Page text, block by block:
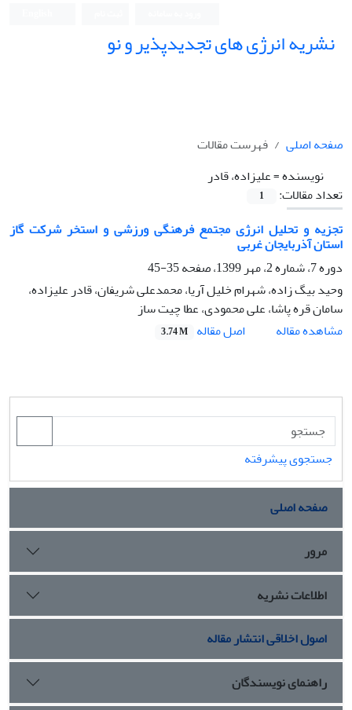
نشریه انرژی های تجدیدپذیر و نو
صفحه اصلی
فهرست مقالات
نویسنده =علیزاده، قادر
تعداد مقالات:
1
تجزیه و تحلیل انرژی مجتمع فرهنگی ورزشی و استخر شرکت گاز
استان آذربایجان غربی
دوره 7، شماره 2، مهر 1399، صفحه
35-45
وحید بیگ زاده، شهرام خلیل آریا، محمدعلی شریفان، قادر علیزاده،
سامان قره پاشا، علی محمودی، عطا چیت ساز
مشاهده مقاله
اصل مقاله 3.74 M
جستجوی پیشرفته
صفحه اصلی
مرور
اطلاعات نشریه
اصول اخلاقی انتشار مقاله
راهنمای نویسندگان